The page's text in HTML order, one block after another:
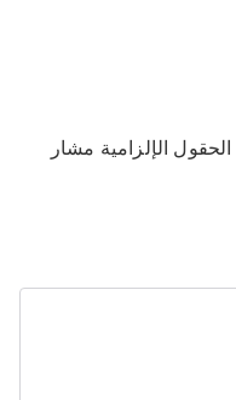
الحقول الإلزامية مشار